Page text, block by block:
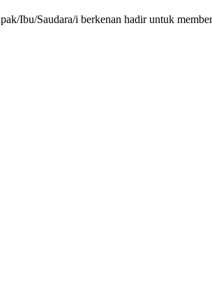
Ibu/Saudara/i berkenan hadir untuk